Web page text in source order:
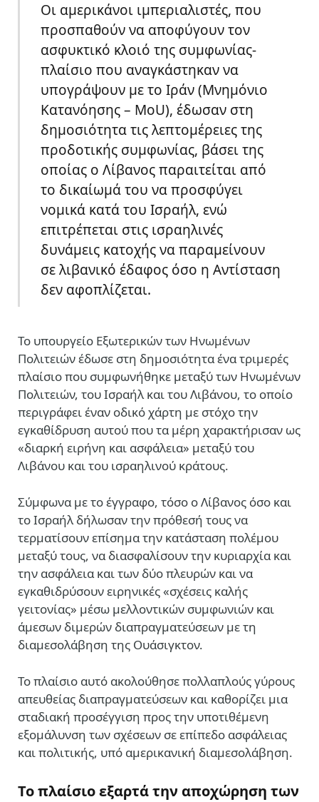
Οι αμερικάνοι ιμπεριαλιστές, που
προσπαθούν να αποφύγουν τον
ασφυκτικό κλοιό της συμφωνίας-
πλαίσιο που αναγκάστηκαν να
υπογράψουν με το Ιράν (Μνημόνιο
Κατανόησης – MoU), έδωσαν στη
δημοσιότητα τις λεπτομέρειες της
προδοτικής συμφωνίας, βάσει της
οποίας ο Λίβανος παραιτείται από
το δικαίωμά του να προσφύγει
νομικά κατά του Ισραήλ, ενώ
επιτρέπεται στις ισραηλινές
δυνάμεις κατοχής να παραμείνουν
σε λιβανικό έδαφος όσο η Αντίσταση
δεν αφοπλίζεται.
Το υπουργείο Εξωτερικών των Ηνωμένων
Πολιτειών έδωσε στη δημοσιότητα ένα τριμερές
πλαίσιο που συμφωνήθηκε μεταξύ των Ηνωμένων
Πολιτειών, του Ισραήλ και του Λιβάνου, το οποίο
περιγράφει έναν οδικό χάρτη με στόχο την
εγκαθίδρυση αυτού που τα μέρη χαρακτήρισαν ως
«διαρκή ειρήνη και ασφάλεια» μεταξύ του
Λιβάνου και του ισραηλινού κράτους.
Σύμφωνα με το έγγραφο, τόσο ο Λίβανος όσο και
το Ισραήλ δήλωσαν την πρόθεσή τους να
τερματίσουν επίσημα την κατάσταση πολέμου
μεταξύ τους, να διασφαλίσουν την κυριαρχία και
την ασφάλεια και των δύο πλευρών και να
εγκαθιδρύσουν ειρηνικές «σχέσεις καλής
γειτονίας» μέσω μελλοντικών συμφωνιών και
άμεσων διμερών διαπραγματεύσεων με τη
διαμεσολάβηση της Ουάσιγκτον.
Το πλαίσιο αυτό ακολούθησε πολλαπλούς γύρους
απευθείας διαπραγματεύσεων και καθορίζει μια
σταδιακή προσέγγιση προς την υποτιθέμενη
εξομάλυνση των σχέσεων σε επίπεδο ασφάλειας
και πολιτικής, υπό αμερικανική διαμεσολάβηση.
Το πλαίσιο εξαρτά την αποχώρηση των